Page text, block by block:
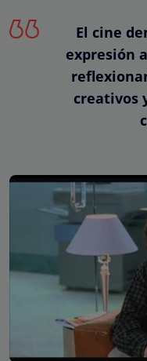
El cine
expresión
creativos